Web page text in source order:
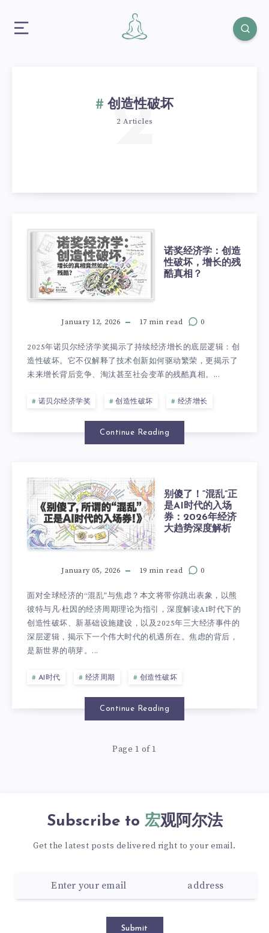
创造性破坏
2 Articles
2
诺奖经济学：创造
性破坏，增长的残
酷真相？
January 12, 2026 17 min read 0
2025年诺贝尔经济学奖揭示了持续经济增长的底层逻辑：创
造性破坏。它不仅解释了技术创新如何驱动繁荣，更揭示了
未来增长背后竞争、淘汰甚至社会变革的残酷真相。...
诺贝尔经济学奖 创造性破坏 经济增长
Continue Reading
别傻了！“混乱”正
是AI时代的入场
券：2026年经济
大趋势深度解析
January 05, 2026 19 min read 0
面对全球经济的“混乱”与焦虑？本文将带你跳出表象，以熊
彼特与凡·杜因的经济周期理论为指引，深度解读AI时代下的
创造性破坏、新基础设施建设，以及2025年三大经济事件的
深层逻辑，揭示下一个伟大时代的机遇所在。焦虑的背后，
是新世界的萌芽。...
AI时代 经济周期 创造性破坏
Continue Reading
Page 1 of 1
Subscribe to 宏观阿尔法
Get the latest posts delivered right to your email.
Submit